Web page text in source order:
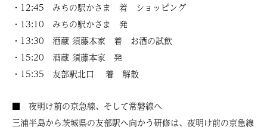
・12:45 みちの駅かさま 着 ショッピング
・13:10 みちの駅かさま 発
・13:30 酒蔵 須藤本家 着 お酒の試飲
・15:20 酒蔵 須藤本家 発
・15:35 友部駅北口 着 解散
■ 夜明け前の京急線、そして常磐線へ
三浦半島から茨城県の友部駅へ向かう研修は、夜明け前の京急線